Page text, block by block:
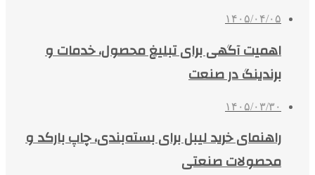
۱۴۰۵/۰۴/۰۵
اهمیت آگهی برای تبلیغ محصول، خدمات و
برندینگ در صنعت
۱۴۰۵/۰۳/۳۰
راهنمای خرید لیبل برای بسته‌بندی، چاپ بارکد و
محصولات صنعتی